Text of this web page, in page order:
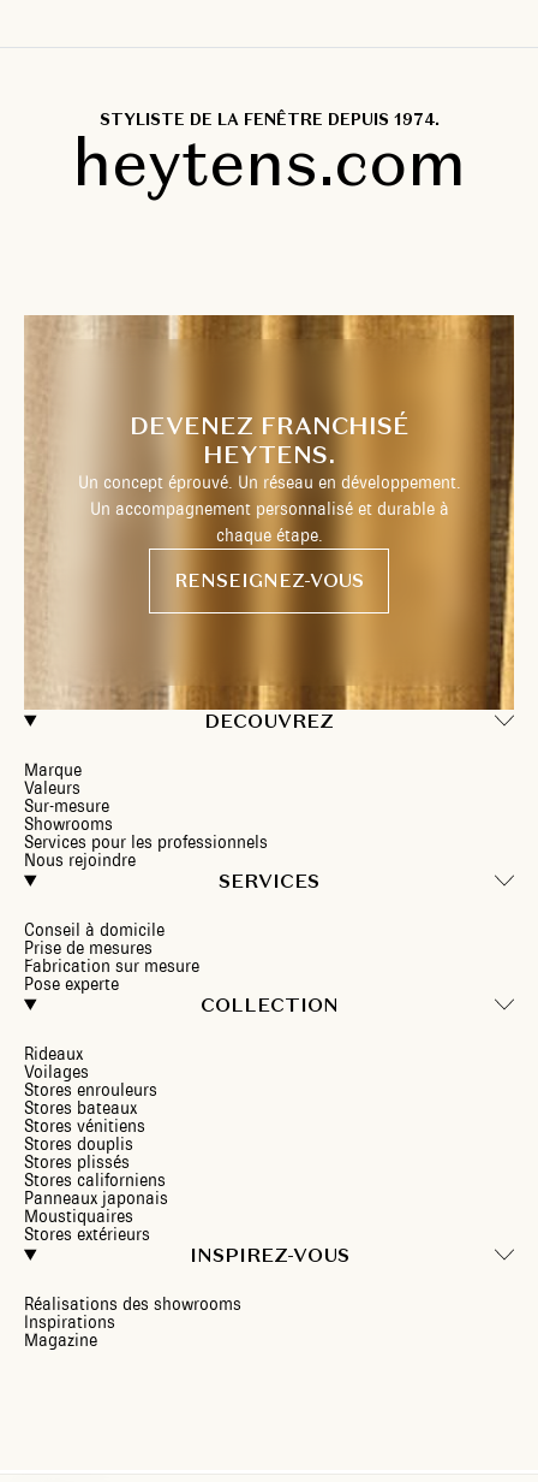
STYLISTE DE LA FENÊTRE DEPUIS 1974.
heytens.com
DECOUVREZ
Marque
Valeurs
Sur-mesure
Showrooms
Services pour les professionnels
Nous rejoindre
SERVICES
Conseil à domicile
Prise de mesures
Fabrication sur mesure
Pose experte
COLLECTION
Rideaux
Voilages
Stores enrouleurs
Stores bateaux
Stores vénitiens
Stores douplis
Stores plissés
Stores californiens
Panneaux japonais
Moustiquaires
Stores extérieurs
INSPIREZ-VOUS
Réalisations des showrooms
Inspirations
Magazine
DEVENEZ FRANCHISÉ
HEYTENS.
Un concept éprouvé. Un réseau en développement.
Un accompagnement personnalisé et durable à
chaque étape.
RENSEIGNEZ-VOUS